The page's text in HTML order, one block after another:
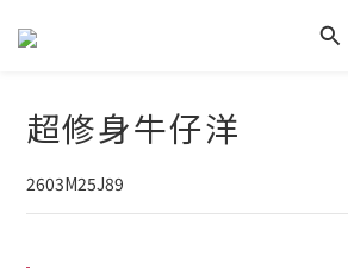
超修身牛仔洋
2603M25J89